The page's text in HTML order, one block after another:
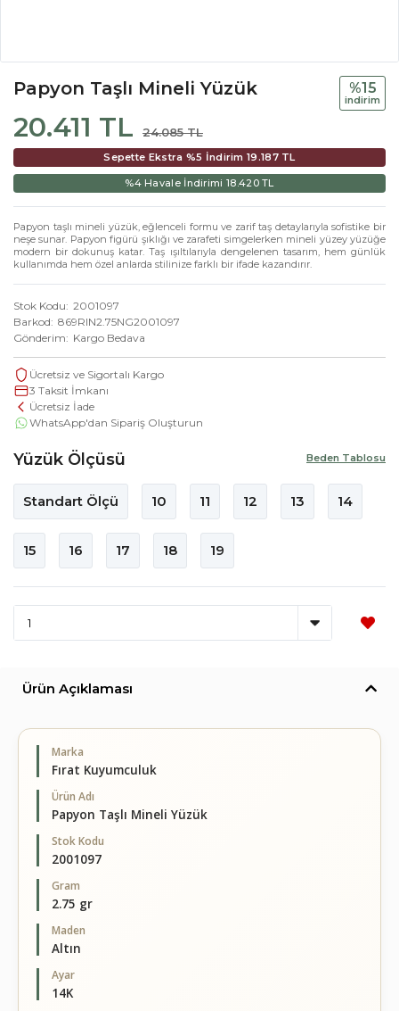
Papyon Taşlı Mineli Yüzük
20.411 TL 24.085 TL
%15
i̇ndi̇ri̇m
Sepette Ekstra %5 İndirim19.187 TL
%4 Havale İndirimi 18.420 TL
Papyon taşlı mineli yüzük, eğlenceli formu ve zarif taş detaylarıyla sofistike bir
neşe sunar. Papyon figürü şıklığı ve zarafeti simgelerken mineli yüzey yüzüğe
modern bir dokunuş katar. Taş ışıltılarıyla dengelenen tasarım, hem günlük
kullanımda hem özel anlarda stilinize farklı bir ifade kazandırır.
Stok Kodu 2001097
Barkod 869RIN2.75NG2001097
Gönderim
Kargo Bedava
Ücretsiz ve Sigortalı Kargo
3 Taksit İmkanı
Ücretsiz İade
WhatsApp'dan Sipariş Oluşturun
Beden Tablosu
Yüzük Ölçüsü
Standart Ölçü 10 11 12 13 14
15 16 17 18 19
Ürün Açıklaması
Marka
Fırat Kuyumculuk
Ürün Adı
Papyon Taşlı Mineli Yüzük
Stok Kodu
2001097
Gram
2.75 gr
Maden
Altın
Ayar
14K